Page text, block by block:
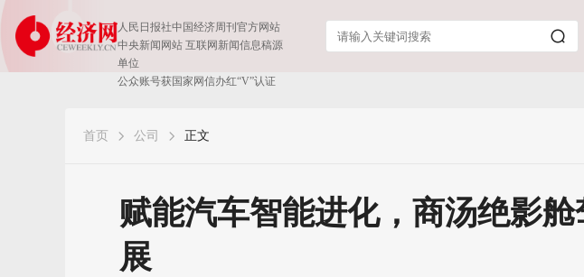
人民日报社中国经济周刊官方网站
中央新闻网站 互联网新闻信息稿源
单位
公众账号获国家网信办红“V”认证
首页 公司 正文
赋能汽车智能进化，商汤绝影
展